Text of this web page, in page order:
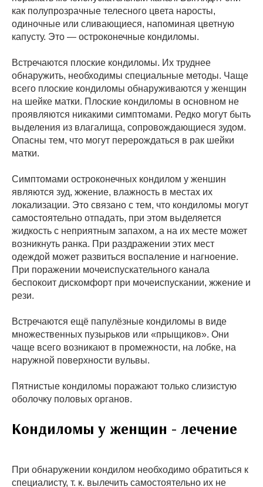
как полупрозрачные телесного цвета наросты,
одиночные или сливающиеся, напоминая цветную
капусту. Это — остроконечные кондиломы.
Встречаются плоские кондиломы. Их труднее
обнаружить, необходимы специальные методы. Чаще
всего плоские кондиломы обнаруживаются у женщин
на шейке матки. Плоские кондиломы в основном не
проявляются никакими симптомами. Редко могут быть
выделения из влагалища, сопровождающиеся зудом.
Опасны тем, что могут перерождаться в рак шейки
матки.
Симптомами остроконечных кондилом у женшин
являются зуд, жжение, влажность в местах их
локализации. Это связано с тем, что кондиломы могут
самостоятельно отпадать, при этом выделяется
жидкость с неприятным запахом, а на их месте может
возникнуть ранка. При раздражении этих мест
одеждой может развиться воспаление и нагноение.
При поражении мочеиспускательного канала
беспокоит дискомфорт при мочеиспускании, жжение и
рези.
Встречаются ещё папулёзные кондиломы в виде
множественных пузырьков или «прыщиков». Они
чаще всего возникают в промежности, на лобке, на
наружной поверхности вульвы.
Пятнистые кондиломы поражают только слизистую
оболочку половых органов.
Кондиломы у женщин - лечение
При обнаружении кондилом необходимо обратиться к
специалисту, т. к. вылечить самостоятельно их не